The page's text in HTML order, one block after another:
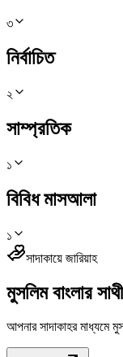
৩
নির্বাচিত
২
সাম্প্রতিক
১
বিবিধ মাসআলা
১
সাদাকায়ে জারিয়াহ
মুসলিম বাংলার
আপনার সাদাকাহর মাধ্যমে